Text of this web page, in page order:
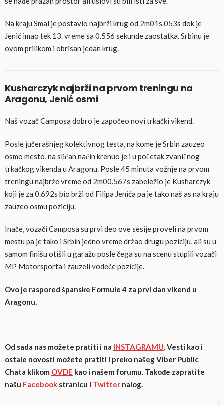
Na kraju Smal je postavio najbrži krug od 2m01s.053s dok je
Jenić imao tek 13. vreme sa 0.556 sekunde zaostatka. Srbinu je
ovom prilikom i obrisan jedan krug.
Kusharczyk najbrži na prvom treningu na
Aragonu, Jenić osmi
Naš vozač Camposa dobro je započeo novi trkački vikend.
Posle jučerašnjeg kolektivnog testa, na kome je Srbin zauzeo
osmo mesto, na sličan način krenuo je i u početak zvaničnog
trkačkog vikenda u Aragonu. Posle 45 minuta vožnje na prvom
treningu najbrže vreme od 2m00.567s zabeležio je Kusharczyk
koji je za 0.692s bio brži od Filipa Jenića pa je tako naš as na kraju
zauzeo osmu poziciju.
Inače, vozači Camposa su prvi deo ove sesije proveli na prvom
mestu pa je tako i Srbin jedno vreme držao drugu poziciju, ali su u
samom finišu otišli u garažu posle čega su na scenu stupili vozači
MP Motorsporta i zauzeli vodeće pozicije.
Ovo je raspored španske Formule 4 za prvi dan vikend u
Aragonu.
Od sada nas možete pratiti i na INSTAGRAMU. Vesti kao i
ostale novosti možete pratiti i preko našeg Viber Public
Chata klikom OVDE kao i našem forumu. Takođe zapratite
našu Facebook stranicu i Twitter nalog.